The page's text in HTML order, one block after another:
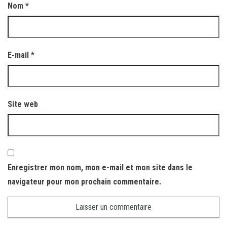
Nom *
E-mail *
Site web
Enregistrer mon nom, mon e-mail et mon site dans le
navigateur pour mon prochain commentaire.